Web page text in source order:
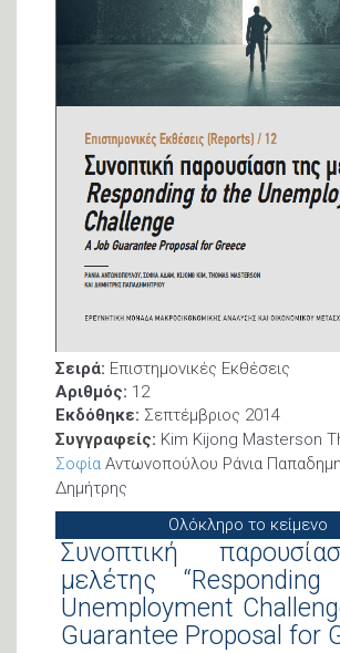
Σειρά: Επιστημονικές Εκθέσεις
Αριθμός: 12
Εκδόθηκε: Σεπτέμβριος 2014
Συγγραφείς: Kim Kijong Masterson
Σοφία Αντωνοπούλου Ράνια
Δημήτρης
Ολόκληρο το κείμενο
Συνοπτική
μελέτης
Unemployment
Guarantee Proposal for